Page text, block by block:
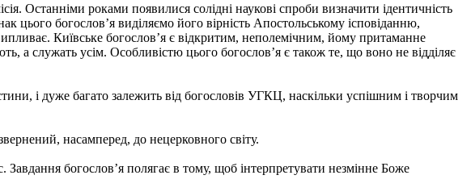
Останніми роками появилися солідні наукові спроби визначити ідентичність
цього богослов’я виділяємо його вірність Апостольському ісповіданню,
Київське богослов’я є відкритим, неполемічним, йому притаманне
а служать усім. Особливістю цього богослов’я є також те, що воно не відділяє
і дуже багато залежить від богословів УГКЦ, наскільки успішним і творчим
насамперед, до нецерковного світу.
богослов’я полягає в тому, щоб інтерпретувати незмінне Боже